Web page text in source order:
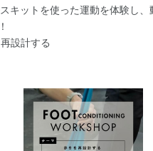
キットを使った運動を体験し
設計する